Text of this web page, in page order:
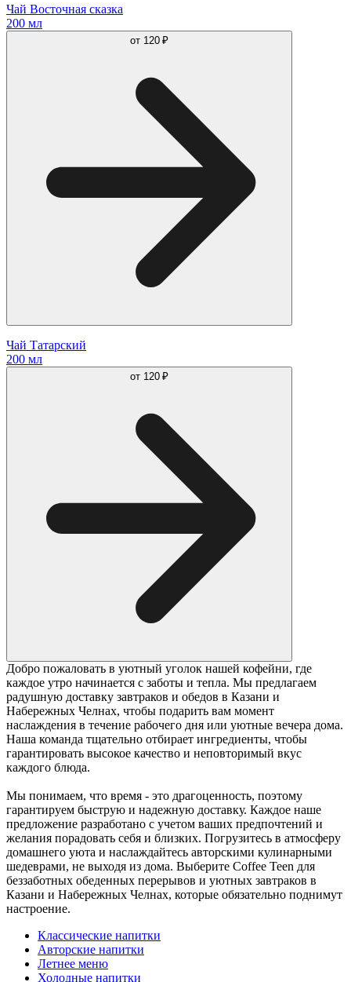
Чай Восточная сказка
200 мл
от 120 ₽
Чай Татарский
200 мл
от 120 ₽
Добро пожаловать в уютный уголок нашей кофейни, где
каждое утро начинается с заботы и тепла. Мы предлагаем
радушную доставку завтраков и обедов в Казани и
Набережных Челнах, чтобы подарить вам момент
наслаждения в течение рабочего дня или уютные вечера дома.
Наша команда тщательно отбирает ингредиенты, чтобы
гарантировать высокое качество и неповторимый вкус
каждого блюда.
Мы понимаем, что время - это драгоценность, поэтому
гарантируем быструю и надежную доставку. Каждое наше
предложение разработано с учетом ваших предпочтений и
желания порадовать себя и близких. Погрузитесь в атмосферу
домашнего уюта и наслаждайтесь авторскими кулинарными
шедеврами, не выходя из дома. Выберите Coffee Teen для
беззаботных обеденных перерывов и уютных завтраков в
Казани и Набережных Челнах, которые обязательно поднимут
настроение.
Классические напитки
Авторские напитки
Летнее меню
Холодные напитки